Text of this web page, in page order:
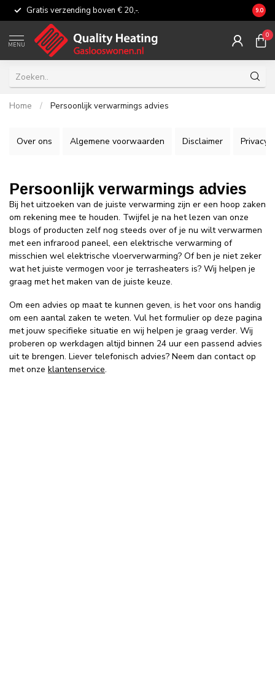
Gratis verzending boven € 20,-. 9.0
MENU
0
Home / Persoonlijk verwarmings advies
Over ons Algemene voorwaarden Disclaimer Privacy
Persoonlijk verwarmings advies
Bij het uitzoeken van de juiste verwarming zijn er een hoop zaken
om rekening mee te houden. Twijfel je na het lezen van onze
blogs of producten zelf nog steeds over of je nu wilt verwarmen
met een infrarood paneel, een elektrische verwarming of
misschien wel elektrische vloerverwarming? Of ben je niet zeker
wat het juiste vermogen voor je terrasheaters is? Wij helpen je
graag met het maken van de juiste keuze.
Om een advies op maat te kunnen geven, is het voor ons handig
om een aantal zaken te weten. Vul het formulier op deze pagina
met jouw specifieke situatie en wij helpen je graag verder. Wij
proberen op werkdagen altijd binnen 24 uur een passend advies
uit te brengen. Liever telefonisch advies? Neem dan contact op
met onze klantenservice.